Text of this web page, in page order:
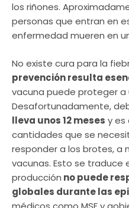
los riñones.
personas que entran en
enfermedad mueren en
No existe cura para la
prevención resulta
vacuna puede proteger a
Desafortunadamente,
lleva unos 12 meses y es
cantidades que se
responder a los brotes, a
vacunas. Esto se traduce
producción no puede
globales durante las